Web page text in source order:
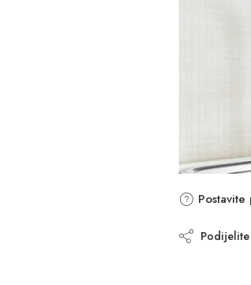
Podijelite